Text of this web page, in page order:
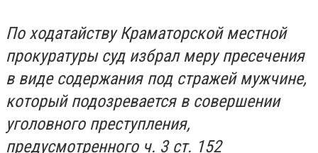
По ходатайству Краматорской местной
прокуратуры суд избрал меру пресечения
в виде содержания под стражей мужчине,
который подозревается в совершении
уголовного преступления,
предусмотренного ч. 3 ст. 152